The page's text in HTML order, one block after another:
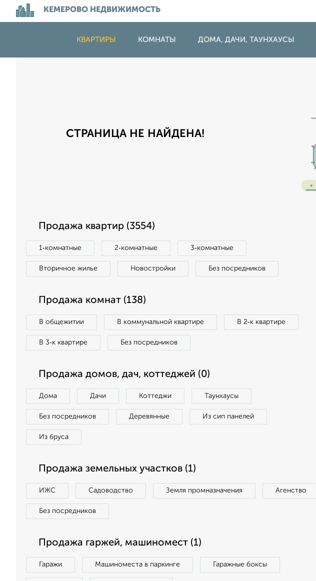
КЕМЕРОВО НЕДВИЖИМОСТЬ
КВАРТИРЫ КОМНАТЫ ДОМА, ДАЧИ, ТАУНХАУСЫ
СТРАНИЦА НЕ НАЙДЕНА!
Продажа квартир (3554)
1‑комнатные 2‑комнатные 3‑комнатные
Вторичное жилье Новостройки Без посредников
Продажа комнат (138)
В общежитии В коммунальной квартире В 2‑к квартире
В 3‑к квартире Без посредников
Продажа домов, дач, коттеджей (0)
Дома Дачи Коттеджи Таунхаусы
Без посредников Деревянные Из сип панелей
Из бруса
Продажа земельных участков (1)
ИЖС Садоводство Земля промназначения Агенство
Без посредников
Продажа гаржей, машиномест (1)
Гаражи Машиноместа в паркинге Гаражные боксы